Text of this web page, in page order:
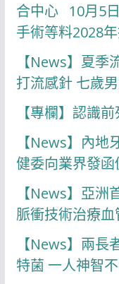
合中心 10月5
手術等料2028
【News】夏
打流感針 七歲
【專欄】認識
【News】內
健委向業界發
【News】亞
脈衝技術治療
【News】兩
特菌 一人神智